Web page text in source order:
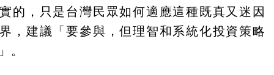
的，只是台灣民眾如何適應這種既真又迷因
，建議「要參與，但理智和系統化投資策略
。